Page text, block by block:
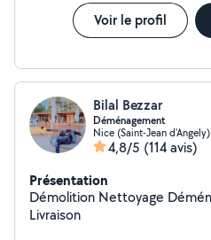
Voir le profil
Bilal Bezzar
Déménagement
Nice (Saint-Jean d'Angely)
4,8/5 (114 avis)
Présentation
Démolition Nettoyage Déménagement Démontage
Livraison